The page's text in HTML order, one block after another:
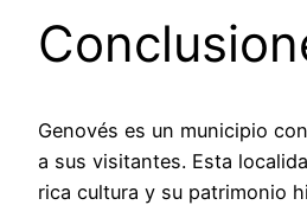
Genovés es un municipio
a sus visitantes. Esta
rica cultura y su patrimonio